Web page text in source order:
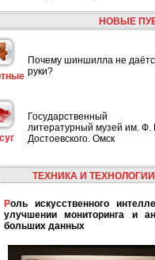
НОВЫЕ
Почему шиншилла не
руки?
Государственный
литературный музей им. Ф.
Достоевского. Омск
ТЕХНИКА И ТЕХНОЛОГИИ
Роль искусственного интеллекта в
улучшении мониторинга и
больших данных